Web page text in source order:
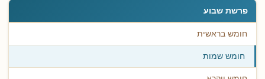
פרשת שבוע
חומש בראשית
חומש שמות